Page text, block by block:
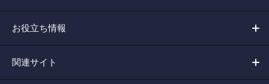
お役立ち情報
関連サイト